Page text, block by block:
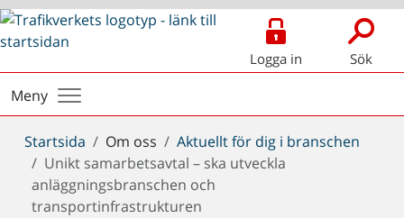
Logga in Sök
Meny
Du
är
här:
Startsida Om oss
Aktuellt för dig i branschen
Unikt samarbetsavtal – ska utveckla
anläggningsbranschen och
transportinfrastrukturen